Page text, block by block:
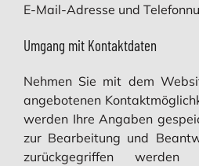
E-Mail-Adresse und
Umgang mit Kontaktdaten
Nehmen Sie mit dem
angebotenen
werden Ihre Angaben
zur Bearbeitung und
zurückgegriffen